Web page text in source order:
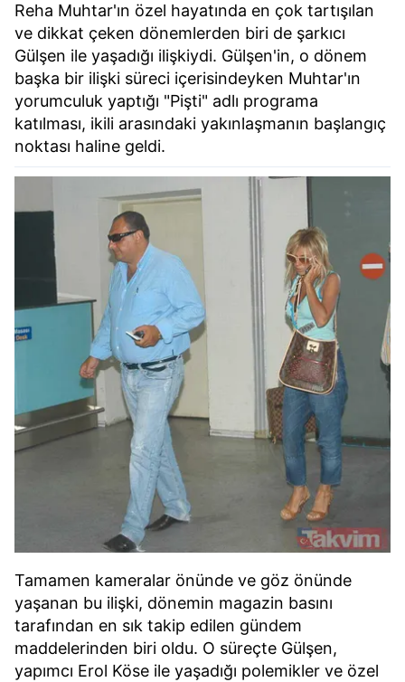
Reha Muhtar'ın özel hayatında en çok tartışılan
ve dikkat çeken dönemlerden biri de şarkıcı
Gülşen ile yaşadığı ilişkiydi. Gülşen'in, o dönem
başka bir ilişki süreci içerisindeyken Muhtar'ın
yorumculuk yaptığı "Pişti" adlı programa
katılması, ikili arasındaki yakınlaşmanın başlangıç
noktası haline geldi.
Tamamen kameralar önünde ve göz önünde
yaşanan bu ilişki, dönemin magazin basını
tarafından en sık takip edilen gündem
maddelerinden biri oldu. O süreçte Gülşen,
yapımcı Erol Köse ile yaşadığı polemikler ve özel